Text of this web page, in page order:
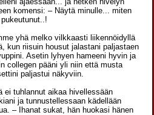
komensi: – Näytä minulle... miten
yhä melko vilkkaasti liikennöidyllä
kun riisuin housut jalastani paljastaen
Asetin lyhyen hameeni hyvin ja
collegen pääni yli niin että musta
paljastui näkyviin.
ei tuhlannut aikaa hivellessään
ja tunnustellessaan kädellään
– Ihanat sukat, hän huokasi hänen